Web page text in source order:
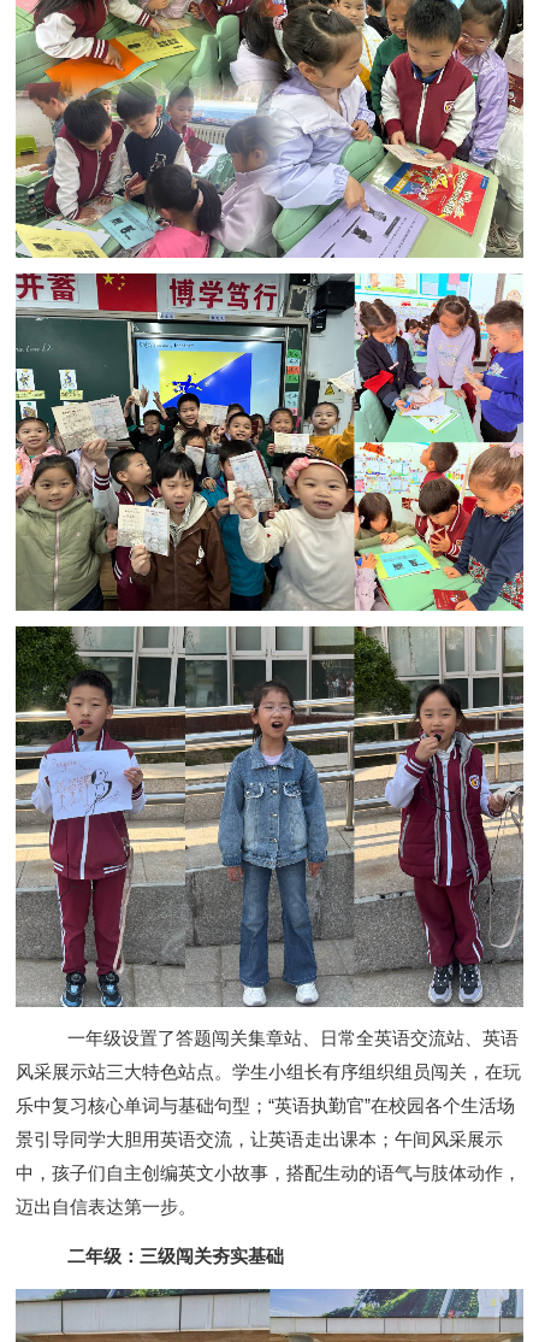
一年级设置了答题闯关集章站、日常全英语交流站、英语
风采展示站三大特色站点。学生小组长有序组织组员闯关，在玩
乐中复习核心单词与基础句型；“英语执勤官”在校园各个生活场
景引导同学大胆用英语交流，让英语走出课本；午间风采展示
中，孩子们自主创编英文小故事，搭配生动的语气与肢体动作，
迈出自信表达第一步。
二年级：三级闯关夯实基础